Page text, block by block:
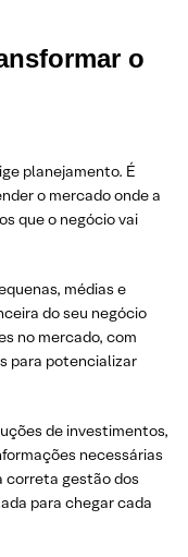
o
planejamento. É
o mercado onde a
que o negócio vai
médias e
do seu negócio
no mercado, com
para potencializar
de investimentos,
necessárias
correta gestão dos
para chegar cada